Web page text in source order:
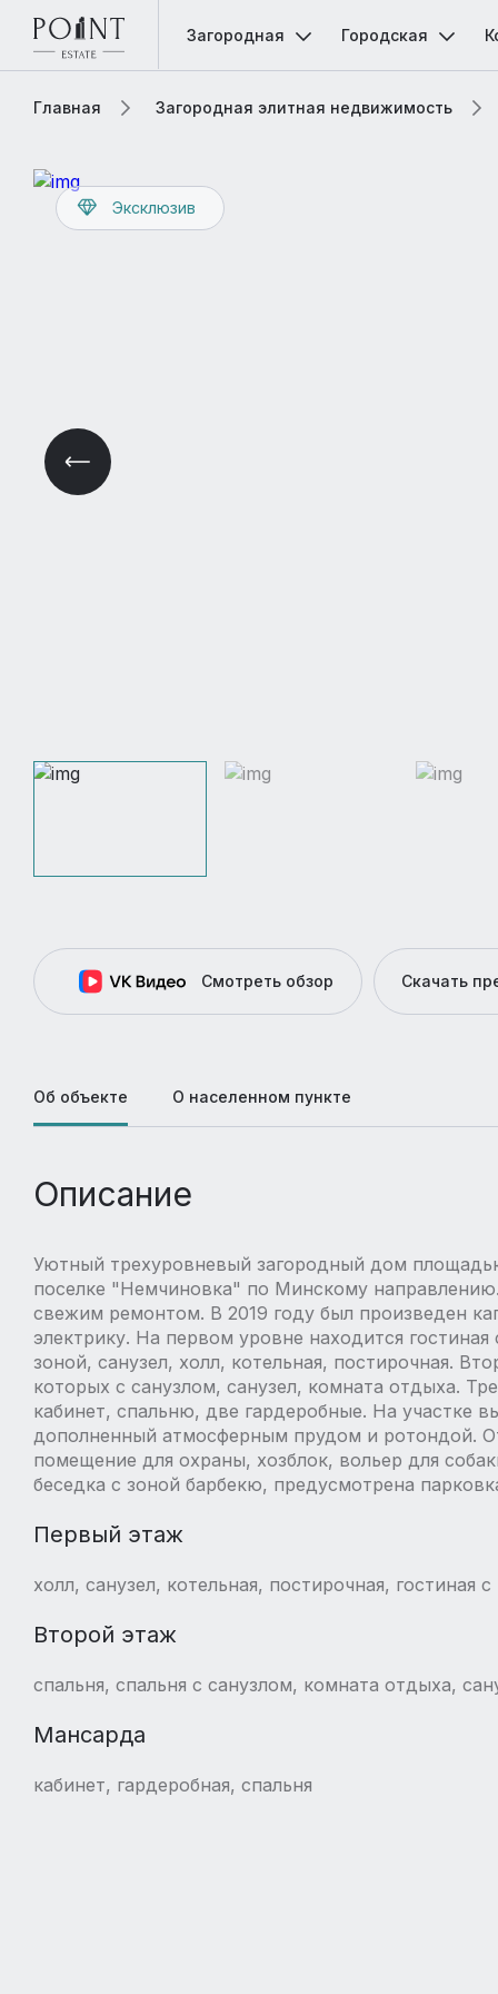
Загородная Городская
Главная Загородная элитная недвижимость
Эксклюзив
Смотреть обзор Скачать
Об объекте О населенном пункте
Описание
Уютный трехуровневый загородный дом
поселке "Немчиновка" по Минскому
свежим ремонтом. В 2019 году был произведен
электрику. На первом уровне находится
зоной, санузел, холл, котельная, постирочная.
которых с санузлом, санузел, комната отдыха.
кабинет, спальню, две гардеробные. На участке
дополненный атмосферным прудом и ротондой.
помещение для охраны, хозблок, вольер для
беседка с зоной барбекю, предусмотрена
Первый этаж
холл, санузел, котельная, постирочная, гостиная
Второй этаж
спальня, спальня с санузлом, комната отдыха,
Мансарда
кабинет, гардеробная, спальня